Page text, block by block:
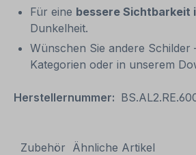
Für eine bessere Sichtbarkeit
Dunkelheit.
Wünschen Sie andere
Kategorien oder in unserem
Herstellernummer:
Zubehör Ähnliche Artikel